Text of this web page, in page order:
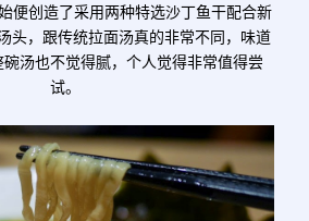
便创造了采用两种特选沙丁鱼干配合新
头，跟传统拉面汤真的非常不同，味道
汤也不觉得腻，个人觉得非常值得尝
试。